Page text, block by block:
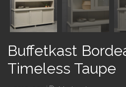
Buffetkast
Timeless Taupe